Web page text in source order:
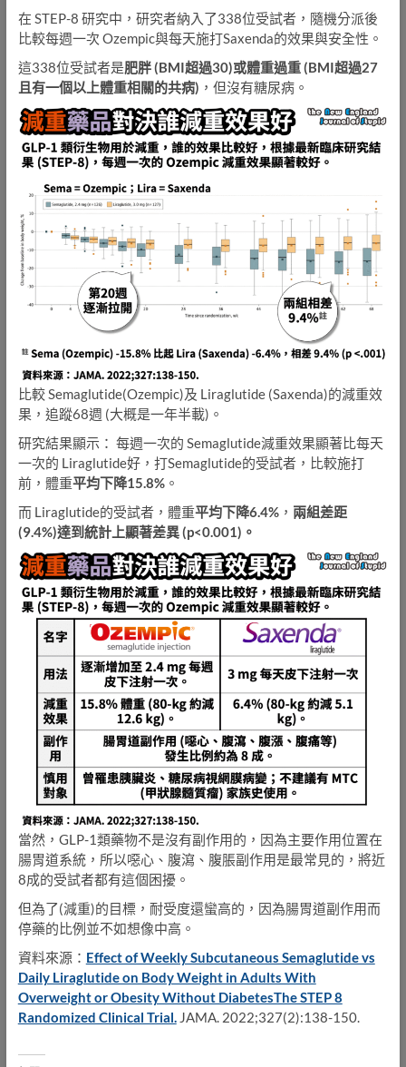
在 STEP-8 研究中，研究者納入了338位受試者，隨機分派後
比較每週一次 Ozempic與每天施打Saxenda的效果與安全性。
這338位受試者是肥胖 (BMI超過30)或體重過重 (BMI超過27
且有一個以上體重相關的共病) ，但沒有糖尿病。
比較 Semaglutide(Ozempic)及 Liraglutide (Saxenda)的減重效
果，追蹤68週 (大概是一年半載)。
研究結果顯示： 每週一次的 Semaglutide減重效果顯著比每天
一次的 Liraglutide好，打Semaglutide的受試者，比較施打
前，體重平均下降15.8%。
而 Liraglutide的受試者，體重平均下降6.4%， 兩組差距
(9.4%)達到統計上顯著差異 (p<0.001)。
當然，GLP-1類藥物不是沒有副作用的，因為主要作用位置在
腸胃道系統，所以噁心、腹瀉、腹脹副作用是最常見的，將近
8成的受試者都有這個困擾。
但為了(減重)的目標，耐受度還蠻高的，因為腸胃道副作用而
停藥的比例並不如想像中高。
資料來源： Effect of Weekly Subcutaneous Semaglutide vs
Daily Liraglutide on Body Weight in Adults With
Overweight or Obesity Without DiabetesThe STEP 8
Randomized Clinical Trial.JAMA. 2022;327(2):138-150.